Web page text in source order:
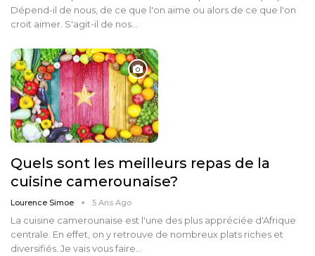
Dépend-il de nous, de ce que l'on aime ou alors de ce que l'on
croit aimer. S'agit-il de nos…
Quels sont les meilleurs repas de la
cuisine camerounaise?
Lourence Simoe 5 Ans Ago
La cuisine camerounaise est l'une des plus appréciée d'Afrique
centrale. En effet, on y retrouve de nombreux plats riches et
diversifiés. Je vais vous faire…